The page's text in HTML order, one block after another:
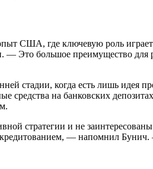
США, где ключевую роль
Это большое преимущество для
стадии, когда есть лишь идея
средства на банковских
стратегии и не
— напомнил